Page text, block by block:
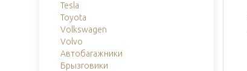
Tesla
Toyota
Volkswagen
Volvo
Автобагажники
Брызговики